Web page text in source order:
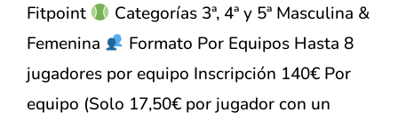
Fitpoint
Categorías 3ª, 4ª y 5ª Masculina &
Femenina
Formato Por Equipos Hasta 8
jugadores por equipo Inscripción 140€ Por
equipo (Solo 17,50€ por jugador con un